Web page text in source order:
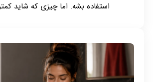
استفاده بشه. اما چیزی که شاید